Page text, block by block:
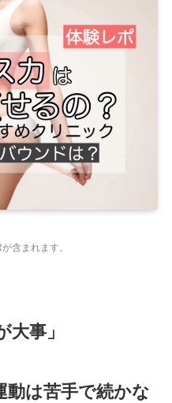
含まれます。
大事」
動は苦手で続かな